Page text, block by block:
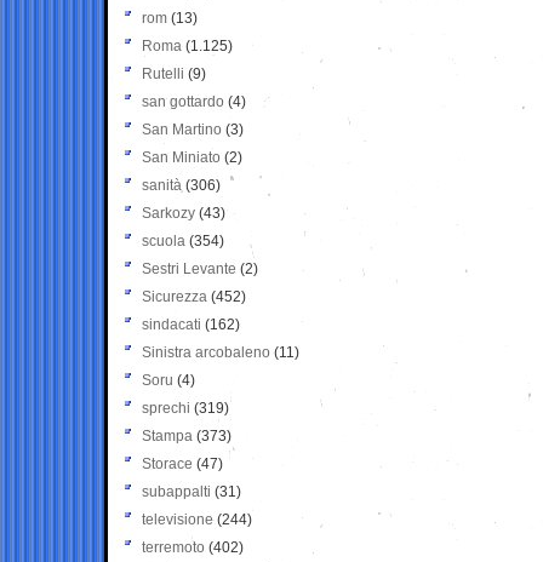
rom (13)
Roma (1.125)
Rutelli (9)
san gottardo (4)
San Martino (3)
San Miniato (2)
sanità (306)
Sarkozy (43)
scuola (354)
Sestri Levante (2)
Sicurezza (452)
sindacati (162)
Sinistra arcobaleno (11)
Soru (4)
sprechi (319)
Stampa (373)
Storace (47)
subappalti (31)
televisione(244)
terremoto (402)